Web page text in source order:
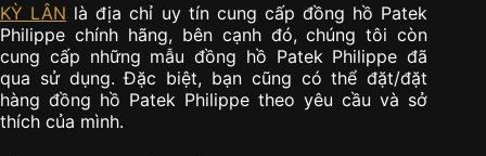
KỲ LÂN là địa chỉ uy tín cung cấp đồng hồ Patek
Philippe chính hãng, bên cạnh đó, chúng tôi còn
cung cấp những mẫu đồng hồ Patek Philippe đã
qua sử dụng. Đặc biệt, bạn cũng có thể đặt/đặt
hàng đồng hồ Patek Philippe theo yêu cầu và sở
thích của mình.